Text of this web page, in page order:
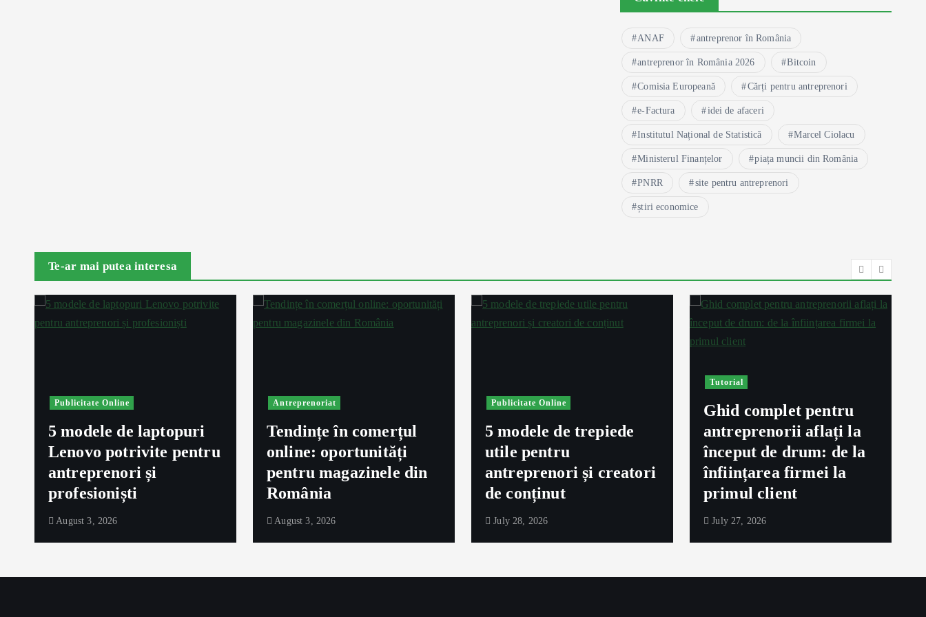
ANAF antreprenor în România
antreprenor în România 2026 Bitcoin
Comisia Europeană Cărți pentru antreprenori
e-Factura idei de afaceri
Institutul Național de Statistică Marcel Ciolacu
Ministerul Finanțelor piața muncii din România
PNRR site pentru antreprenori
știri economice
Te-ar mai putea interesa
Publicitate Online
5 modele de laptopuri
Lenovo potrivite pentru
antreprenori și
profesioniști
August 3, 2026
Antreprenoriat
Tendințe în comerțul
online: oportunități
pentru magazinele din
România
August 3, 2026
Publicitate Online
5 modele de trepiede
utile pentru
antreprenori și creatori
de conținut
July 28, 2026
Tutorial
Ghid complet pentru
antreprenorii aflați la
început de drum: de la
înființarea firmei la
primul client
July 27, 2026